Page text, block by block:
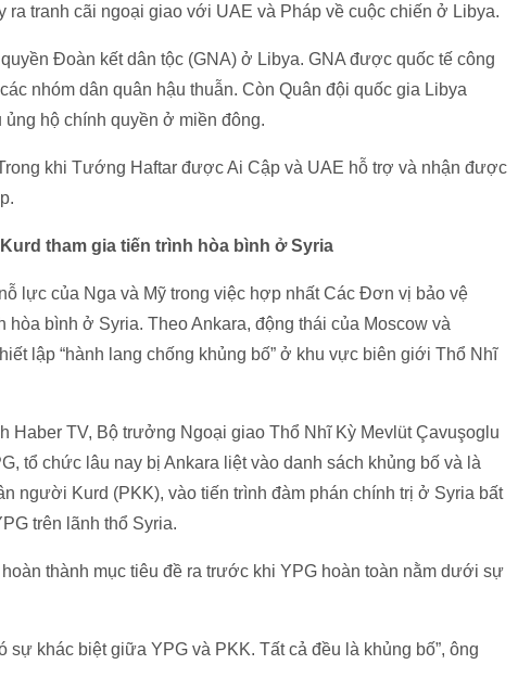
ra tranh cãi ngoại giao với UAE và Pháp về cuộc chiến ở Libya.
Đoàn kết dân tộc (GNA) ở Libya. GNA được quốc tế công
nhóm dân quân hậu thuẫn. Còn Quân đội quốc gia Libya
hộ chính quyền ở miền đông.
khi Tướng Haftar được Ai Cập và UAE hỗ trợ và nhận được
tham gia tiến trình hòa bình ở Syria
lực của Nga và Mỹ trong việc hợp nhất Các Đơn vị bảo vệ
bình ở Syria. Theo Ankara, động thái của Moscow và
lập “hành lang chống khủng bố” ở khu vực biên giới Thổ Nhĩ
Haber TV, Bộ trưởng Ngoại giao Thổ Nhĩ Kỳ Mevlüt Çavuşoglu
tổ chức lâu nay bị Ankara liệt vào danh sách khủng bố và là
người Kurd (PKK), vào tiến trình đàm phán chính trị ở Syria bất
trên lãnh thổ Syria.
thành mục tiêu đề ra trước khi YPG hoàn toàn nằm dưới sự
sự khác biệt giữa YPG và PKK. Tất cả đều là khủng bố”, ông